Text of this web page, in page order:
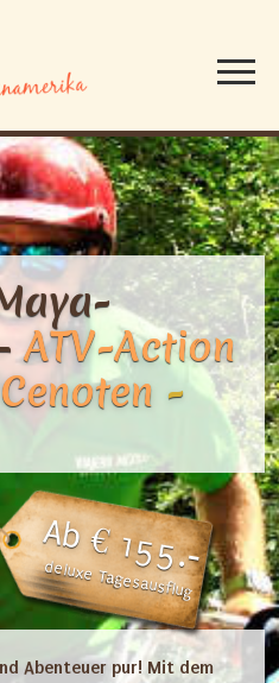
ATV-Action
-
Ab € 155.-
deluxe Tagesausflug
Abenteuer pur! Mit dem